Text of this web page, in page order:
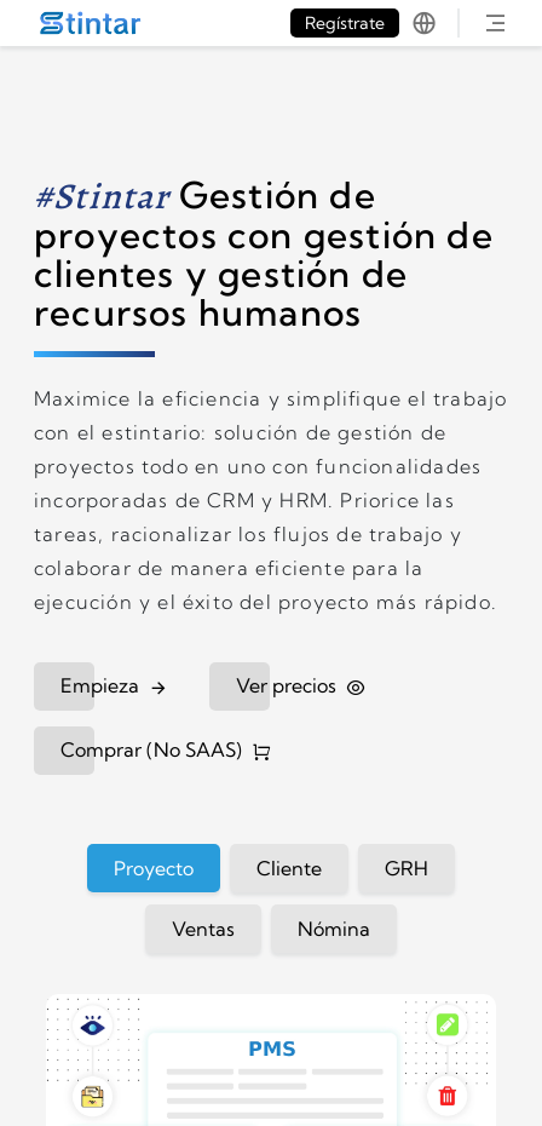
put google tag in file
Regístrate
#StintarGestión de
proyectos con gestión de
clientes y gestión de
recursos humanos
Maximice la eficiencia y simplifique el trabajo
con el estintario: solución de gestión de
proyectos todo en uno con funcionalidades
incorporadas de CRM y HRM. Priorice las
tareas, racionalizar los flujos de trabajo y
colaborar de manera eficiente para la
ejecución y el éxito del proyecto más rápido.
Empieza Ver precios
Comprar (No SAAS)
Proyecto Cliente GRH
Ventas Nómina